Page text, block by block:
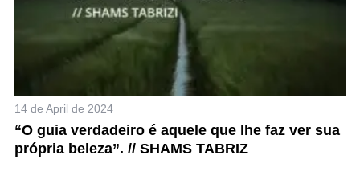
14 de April de 2024
“O guia verdadeiro é aquele que lhe faz ver sua
própria beleza”. // SHAMS TABRIZ